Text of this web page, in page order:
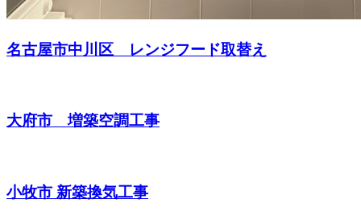
名古屋市中川区 レンジフード取替え
大府市 増築空調工事
小牧市 新築換気工事